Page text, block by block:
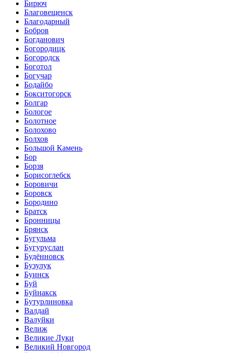
Бирюч
Благовещенск
Благодарный
Бобров
Богданович
Богородицк
Богородск
Боготол
Богучар
Бодайбо
Бокситогорск
Болгар
Бологое
Болотное
Болохово
Болхов
Большой Камень
Бор
Борзя
Борисоглебск
Боровичи
Боровск
Бородино
Братск
Бронницы
Брянск
Бугульма
Бугуруслан
Будённовск
Бузулук
Буинск
Буй
Буйнакск
Бутурлиновка
Валдай
Валуйки
Велиж
Великие Луки
Великий Новгород